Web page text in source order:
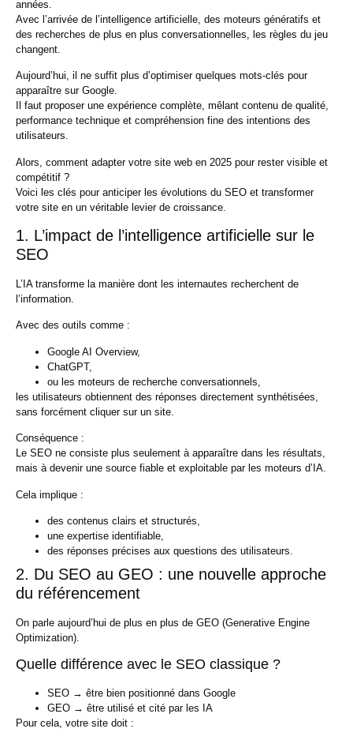
années.
Avec l’arrivée de l’intelligence artificielle, des moteurs génératifs et
des recherches de plus en plus conversationnelles, les règles du jeu
changent.
Aujourd’hui, il ne suffit plus d’optimiser quelques mots-clés pour
apparaître sur Google.
Il faut proposer une expérience complète, mêlant contenu de qualité,
performance technique et compréhension fine des intentions des
utilisateurs.
Alors, comment adapter votre site web en 2025 pour rester visible et
compétitif ?
Voici les clés pour anticiper les évolutions du SEO et transformer
votre site en un véritable levier de croissance.
1. L’impact de l’intelligence artificielle sur le
SEO
L’IA transforme la manière dont les internautes recherchent de
l’information.
Avec des outils comme :
Google AI Overview,
ChatGPT,
ou les moteurs de recherche conversationnels,
les utilisateurs obtiennent des réponses directement synthétisées,
sans forcément cliquer sur un site.
Conséquence :
Le SEO ne consiste plus seulement à apparaître dans les résultats,
mais à devenir une source fiable et exploitable par les moteurs d’IA.
Cela implique :
des contenus clairs et structurés,
une expertise identifiable,
des réponses précises aux questions des utilisateurs.
2. Du SEO au GEO : une nouvelle approche
du référencement
On parle aujourd’hui de plus en plus de GEO (Generative Engine
Optimization)
Quelle différence avec le SEO classique ?
SEO → être bien positionné dans Google
GEO → être utilisé et cité par les IA
Pour cela, votre site doit :